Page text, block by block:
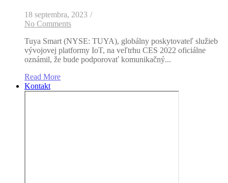
18 septembra, 2023 /
No Comments
Tuya Smart (NYSE: TUYA), globálny poskytovateľ služieb
vývojovej platformy IoT, na veľtrhu CES 2022 oficiálne
oznámil, že bude podporovať komunikačný...
Read More
Kontakt